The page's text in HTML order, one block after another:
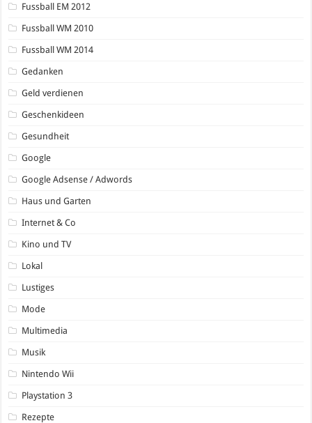
Fussball EM 2012
Fussball WM 2010
Fussball WM 2014
Gedanken
Geld verdienen
Geschenkideen
Gesundheit
Google
Google Adsense / Adwords
Haus und Garten
Internet & Co
Kino und TV
Lokal
Lustiges
Mode
Multimedia
Musik
Nintendo Wii
Playstation 3
Rezepte